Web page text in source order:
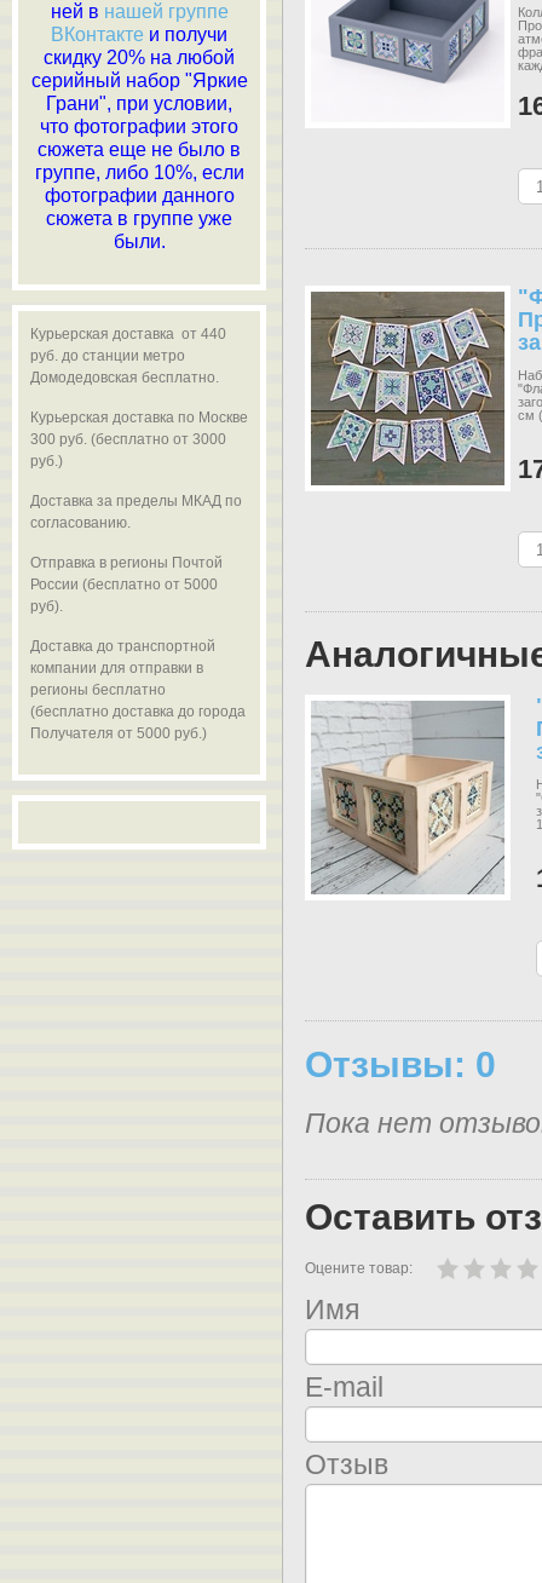
см
Отзывы: 0
Пока нет
Оставить
Оцените товар:
Имя
E-mail
Отзыв
ней в нашей группе
ВКонтакте и получи
скидку 20% на любой
серийный набор "Яркие
Грани", при условии,
что фотографии этого
сюжета еще не было в
группе, либо 10%, если
фотографии данного
сюжета в группе уже
были.
Курьерская доставка от 440
руб. до станции метро
Домодедовская бесплатно.
Курьерская доставка по Москве
300 руб. (бесплатно от 3000
руб.)
Доставка за пределы МКАД по
согласованию.
Отправка в регионы Почтой
России (бесплатно от 5000
руб).
Доставка до транспортной
компании для отправки в
регионы бесплатно
(бесплатно доставка до города
Получателя от 5000 руб.)